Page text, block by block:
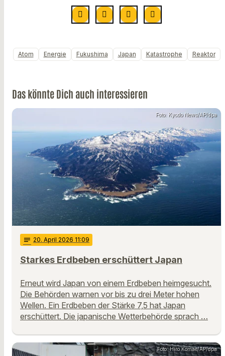
Atom Energie Fukushima Japan Katastrophe Reaktor
Das könnte Dich auch interessieren
Foto: Kyodo News/AP/dpa
notes 20. April 2026 11:09
Starkes Erdbeben erschüttert Japan
Erneut wird Japan von einem Erdbeben heimgesucht.
Die Behörden warnen vor bis zu drei Meter hohen
Wellen. Ein Erdbeben der Stärke 7,5 hat Japan
erschüttert. Die japanische Wetterbehörde sprach …
Foto: Hiro Komae/AP/dpa